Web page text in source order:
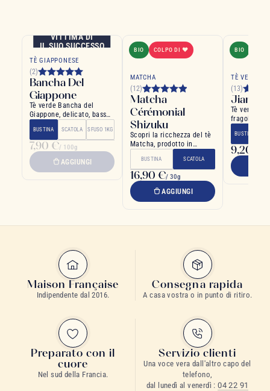
VITTIMA DI
IL SUO SUCCESSO
TÈ GIAPPONESE
(2)
Bancha Del
Giappone
Tè verde Bancha del
Giappone, delicato, bassa
BUSTINA SCATOLA SFUSO 1KG
7,90 €/ 100g
AGGIUNGI
BIO COLPO DI ❤
MATCHA
(12)
Matcha
Cérémonial
Shizuku
Scopri la ricchezza del tè
Matcha, prodotto in
BUSTINA SCATOLA
16,90 €/ 30g
AGGIUNGI
BIO
TÈ VERDE
(13)
Tè verde
fragole,
BUSTINA
9,20 €
Maison Française
Indipendente dal 2016.
Consegna rapida
A casa vostra o in punto di ritiro.
Preparato con il
cuore
Nel sud della Francia.
Servizio clienti
Una voce vera dall'altro capo del
telefono,
dal lunedì al venerdì :04 22 91